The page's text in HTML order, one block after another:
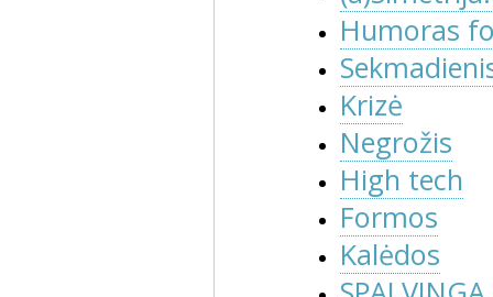
Humoras
Krizė
Negrožis
High tech
Formos
Kalėdos